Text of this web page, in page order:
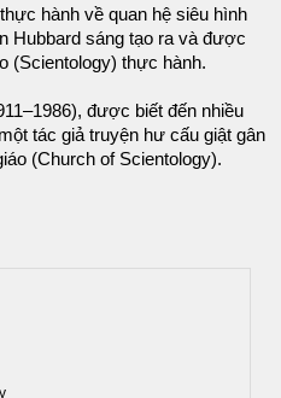
hành về quan hệ siêu hình
Hubbard sáng tạo ra và được
(Scientology) thực hành.
được biết đến nhiều
tác giả truyện hư cấu giật gân
(Church of Scientology).